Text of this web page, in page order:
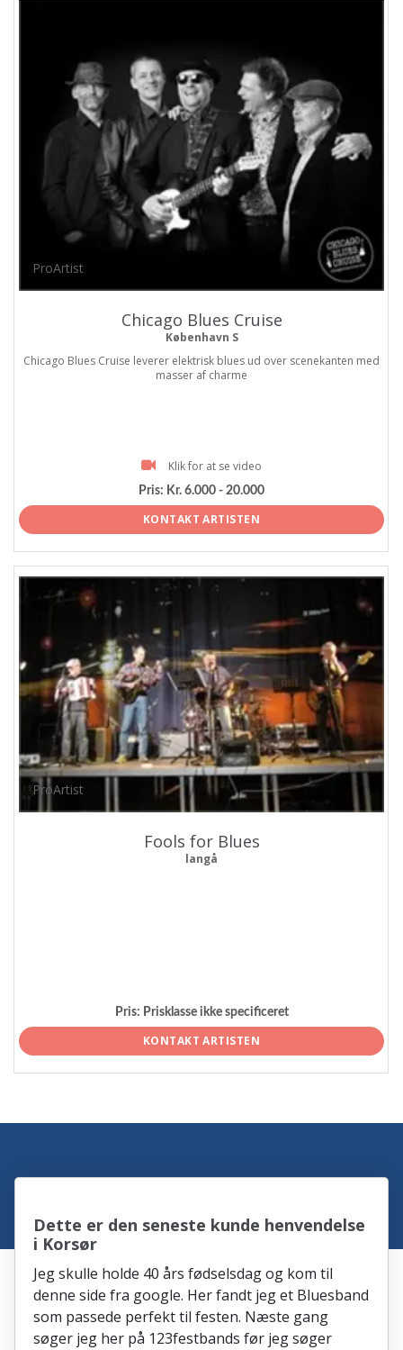
ProArtist
Chicago Blues Cruise
København S
Chicago Blues Cruise leverer elektrisk blues ud over scenekanten med
masser af charme
Klik for at se video
Pris: Kr. 6.000 - 20.000
KONTAKT ARTISTEN
ProArtist
Fools for Blues
langå
Pris: Prisklasse ikke specificeret
KONTAKT ARTISTEN
Dette er den seneste kunde henvendelse
i Korsør
Jeg skulle holde 40 års fødselsdag og kom til
denne side fra google. Her fandt jeg et Bluesband
som passede perfekt til festen. Næste gang
søger jeg her på 123festbands før jeg søger